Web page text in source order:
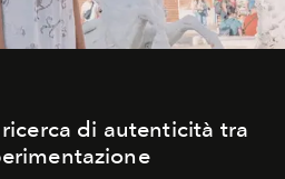
di autenticità tra